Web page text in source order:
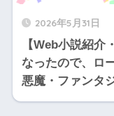
2026年5月31日
【Web小説紹介
なったので、ロ
悪魔・ファンタ